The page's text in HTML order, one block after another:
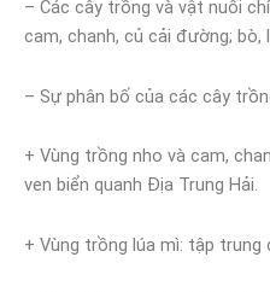
– Các cây trồng và vật nuôi
cam, chanh, củ cải đường; bò,
– Sự phân bố của các cây
+ Vùng trồng nho và cam,
ven biển quanh Địa Trung Hải.
+ Vùng trồng lúa mì: tập trung